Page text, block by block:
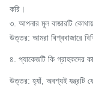
করি।
৩. আপনার মূল বাজারটি
উত্তর: আমরা বিশ্ববাজারে
৪. প্যাকেজটি কি গ্রাহকদের
উত্তর: হ্যাঁ, অবশ্যইযন্ত্রটি